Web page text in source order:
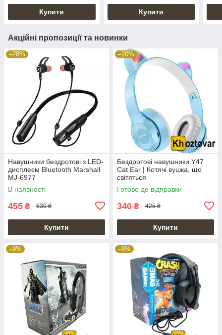
Купити Купити
Акційні пропозиції та новинки
–28%
Навушники бездротові з LED-
дисплеєм Bluetooth Marshall
MJ-6977
В наявності
455 ₴ 630 ₴
Купити
–20%
Бездротові навушники Y47
Cat Ear | Котячі вушка, що
світяться
Готово до відправки
340 ₴ 425 ₴
Купити
–9% –9%